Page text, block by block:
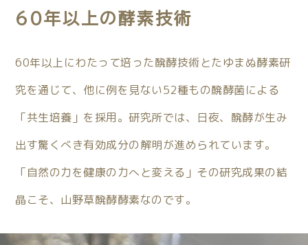
60年以上の酵素技術
60年以上にわたって培った醗酵技術とたゆまぬ酵素研
究を通じて、他に例を見ない52種もの醗酵菌による
「共生培養」を採用。研究所では、日夜、醗酵が生み
出す驚くべき有効成分の解明が進められています。
「自然の力を健康の力へと変える」その研究成果の結
晶こそ、山野草醗酵酵素なのです。